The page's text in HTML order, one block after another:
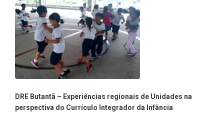
DRE Butantã – Experiências regionais de Unidades na
perspectiva do Currículo Integrador da Infância